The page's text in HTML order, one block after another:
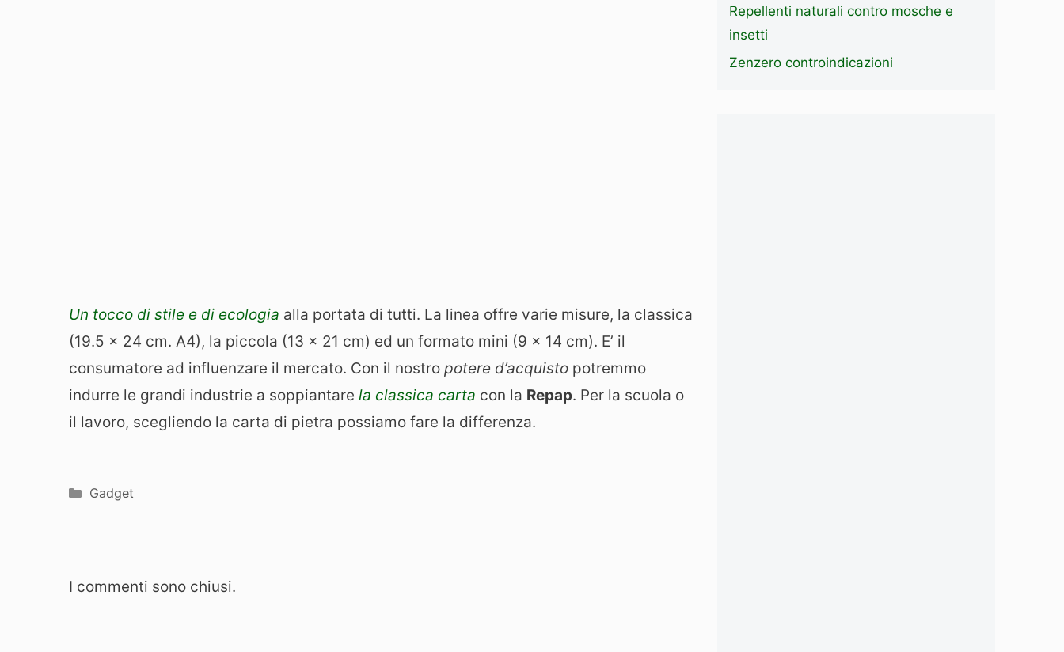
Un tocco di stile e di ecologia alla portata di tutti. La linea offre varie misure, la classica
(19.5 x 24 cm. A4), la piccola (13 x 21 cm) ed un formato mini (9 x 14 cm). E’ il
consumatore ad influenzare il mercato. Con il nostro potere d’acquisto potremmo
indurre le grandi industrie a soppiantare la classica carta con la Repap. Per la scuola o
il lavoro, scegliendo la carta di pietra possiamo fare la differenza.
Categorie
Gadget
I commenti sono chiusi.
Repellenti naturali contro mosche e
insetti
Zenzero controindicazioni